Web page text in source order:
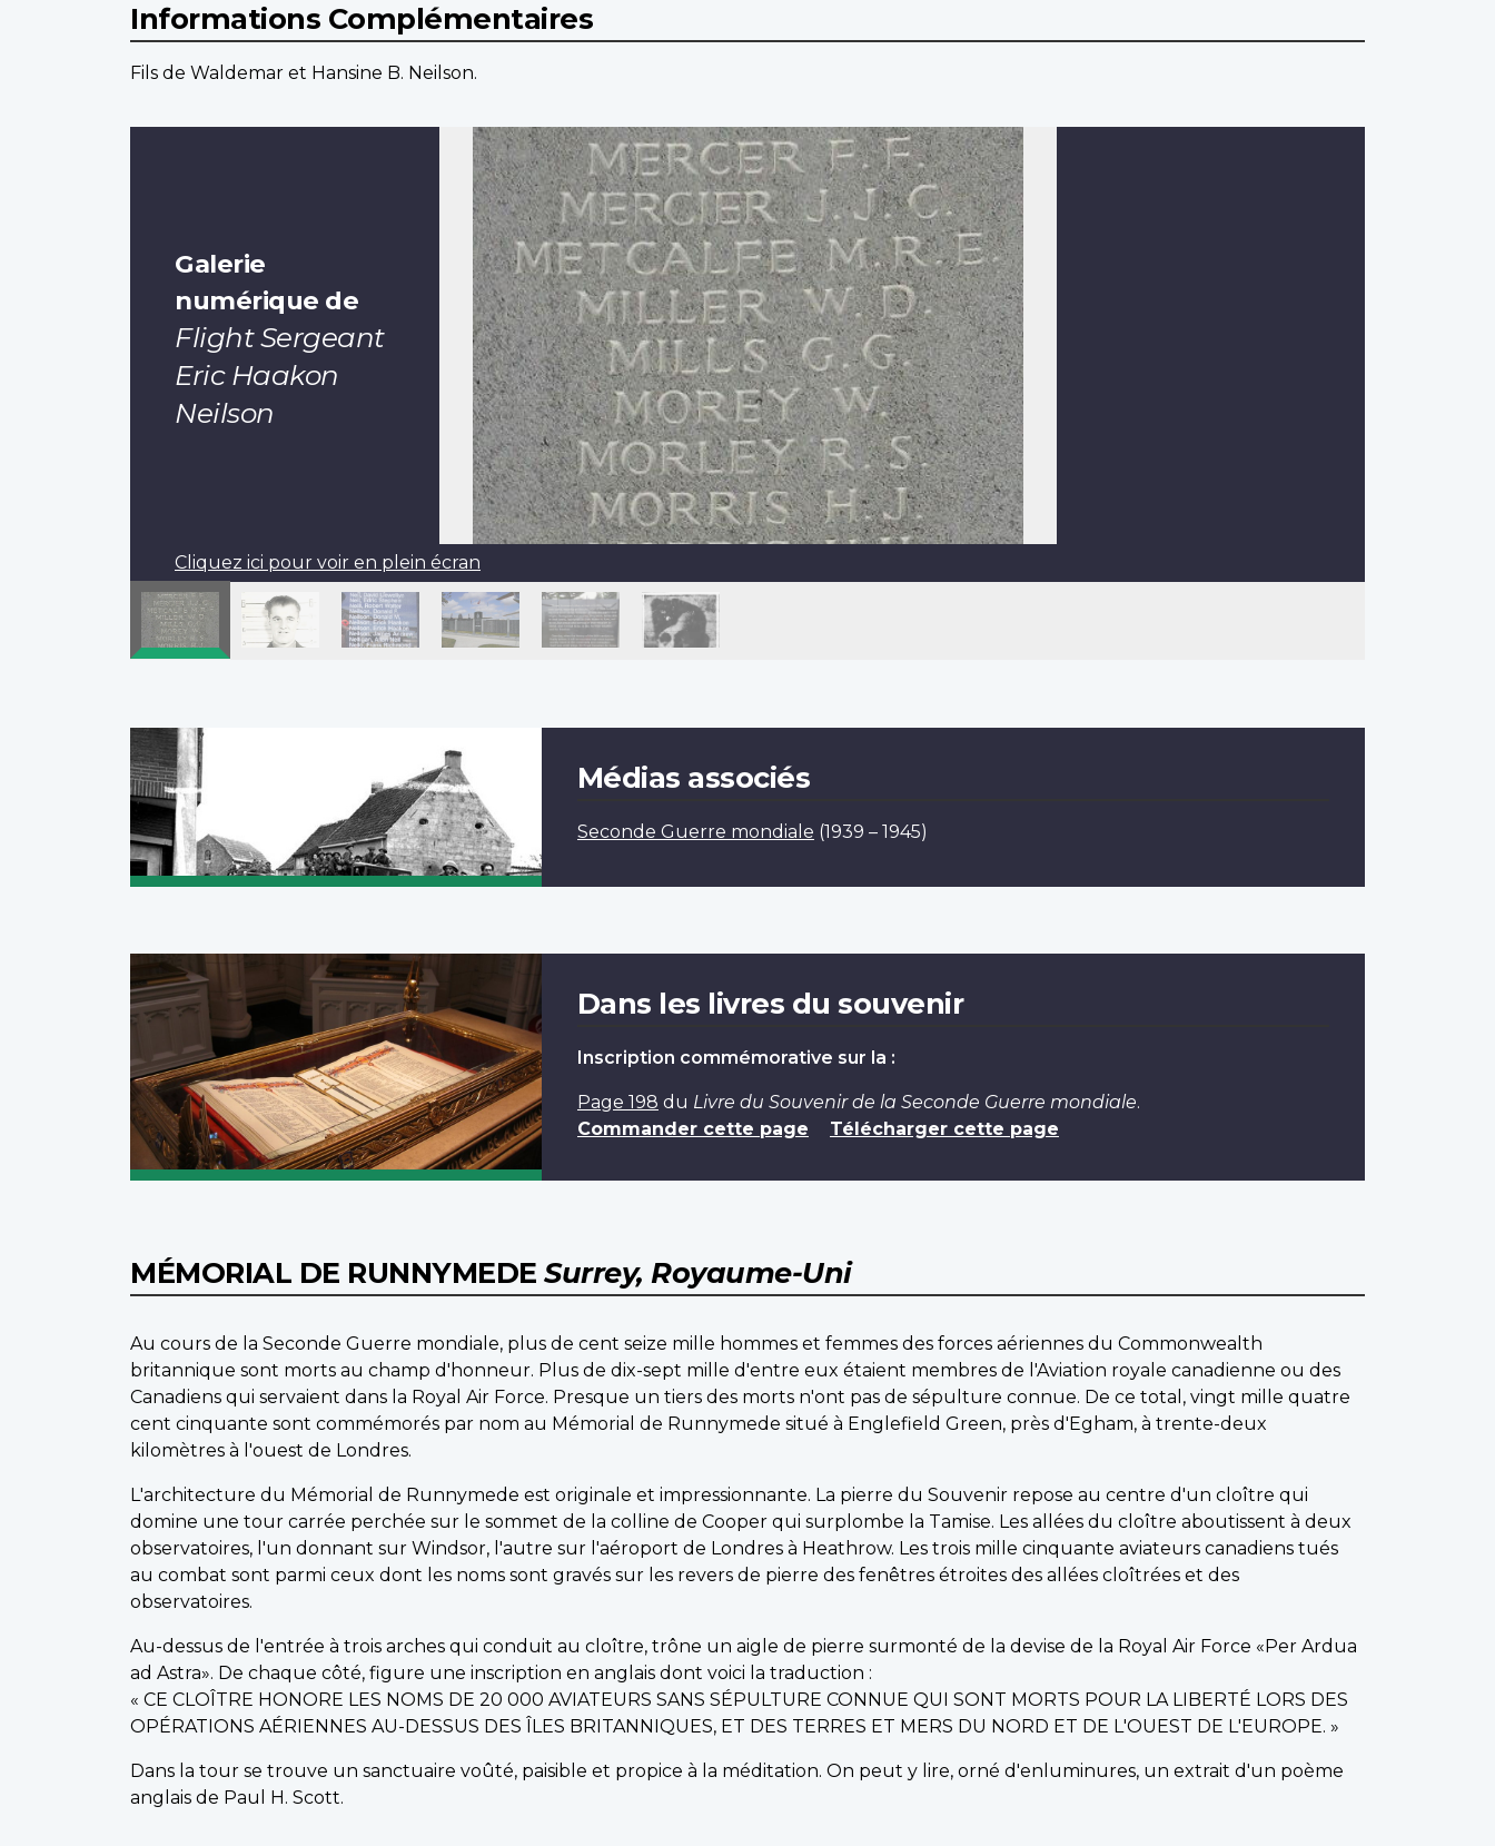
Informations Complémentaires
Fils de Waldemar et Hansine B. Neilson.
Galerie
numérique de
Flight Sergeant
Eric Haakon
Neilson
Cliquez ici pour voir en plein écran
Médias associés
Seconde Guerre mondiale (1939 – 1945)
Dans les livres du souvenir
Inscription commémorative sur la :
Page 198 du Livre du Souvenir de la Seconde Guerre mondiale.
Commander cette page
Télécharger cette page
MÉMORIAL DE RUNNYMEDE Surrey, Royaume-Uni
Au cours de la Seconde Guerre mondiale, plus de cent seize mille hommes et femmes des forces aériennes du Commonwealth
britannique sont morts au champ d'honneur. Plus de dix-sept mille d'entre eux étaient membres de l'Aviation royale canadienne ou des
Canadiens qui servaient dans la Royal Air Force. Presque un tiers des morts n'ont pas de sépulture connue. De ce total, vingt mille quatre
cent cinquante sont commémorés par nom au Mémorial de Runnymede situé à Englefield Green, près d'Egham, à trente-deux
kilomètres à l'ouest de Londres.
L'architecture du Mémorial de Runnymede est originale et impressionnante. La pierre du Souvenir repose au centre d'un cloître qui
domine une tour carrée perchée sur le sommet de la colline de Cooper qui surplombe la Tamise. Les allées du cloître aboutissent à deux
observatoires, l'un donnant sur Windsor, l'autre sur l'aéroport de Londres à Heathrow. Les trois mille cinquante aviateurs canadiens tués
au combat sont parmi ceux dont les noms sont gravés sur les revers de pierre des fenêtres étroites des allées cloîtrées et des
observatoires.
Au-dessus de l'entrée à trois arches qui conduit au cloître, trône un aigle de pierre surmonté de la devise de la Royal Air Force «Per Ardua
ad Astra». De chaque côté, figure une inscription en anglais dont voici la traduction :
« CE CLOÎTRE HONORE LES NOMS DE 20 000 AVIATEURS SANS SÉPULTURE CONNUE QUI SONT MORTS POUR LA LIBERTÉ LORS DES
OPÉRATIONS AÉRIENNES AU-DESSUS DES ÎLES BRITANNIQUES, ET DES TERRES ET MERS DU NORD ET DE L'OUEST DE L'EUROPE. »
Dans la tour se trouve un sanctuaire voûté, paisible et propice à la méditation. On peut y lire, orné d'enluminures, un extrait d'un poème
anglais de Paul H. Scott.